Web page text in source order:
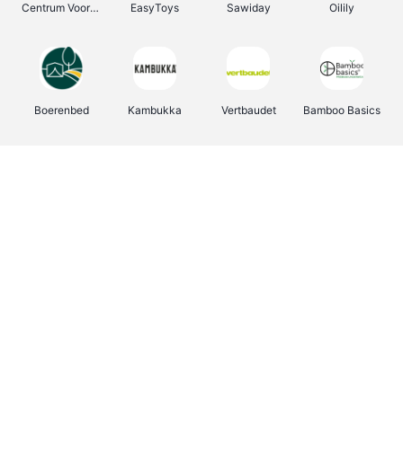
Centrum Voor Avondonderwijs EasyToys Sawiday Oilily
Boerenbed Kambukka Vertbaudet Bamboo Basics